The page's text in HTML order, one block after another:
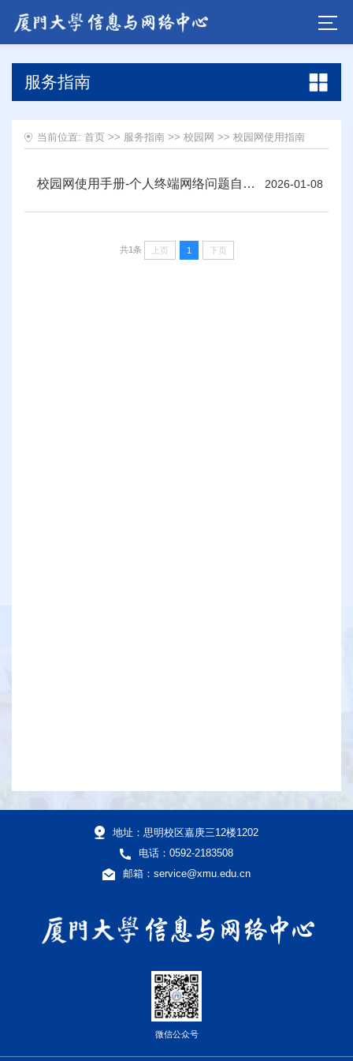
服务指南
当前位置: 首页 >> 服务指南 >> 校园网 >> 校园网使用指南
校园网使用手册-个人终端网络问题自查和测试办法 2026-01-08
共1条 上页 1 下页
地址：思明校区嘉庚三12楼1202
电话：0592-2183508
邮箱：service@xmu.edu.cn
微信公众号